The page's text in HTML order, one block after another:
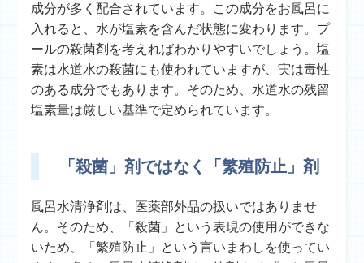
成分が多く配合されています。この成分をお風呂に
入れると、水が塩素を含んだ状態に変わります。プ
ールの殺菌剤を考えればわかりやすいでしょう。塩
素は水道水の殺菌にも使われていますが、実は毒性
のある成分でもあります。そのため、水道水の残留
塩素量は厳しい基準で定められています。
「殺菌」剤ではなく「繁殖防止」剤
風呂水清浄剤は、医薬部外品の扱いではありませ
ん。そのため、「殺菌」という表現の使用ができな
いため、「繁殖防止」という言いまわしを使ってい